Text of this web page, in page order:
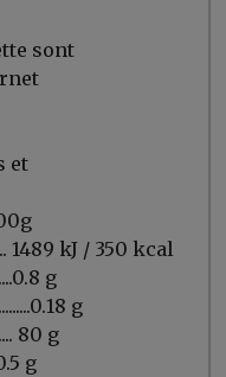
sont
et
1489 kJ / 350 kcal
g
g
80 g
g